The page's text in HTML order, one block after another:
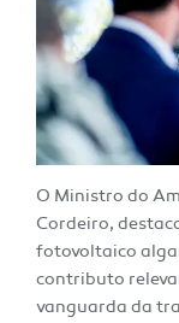
O Ministro do
Cordeiro,
fotovoltaico
contributo
vanguarda da